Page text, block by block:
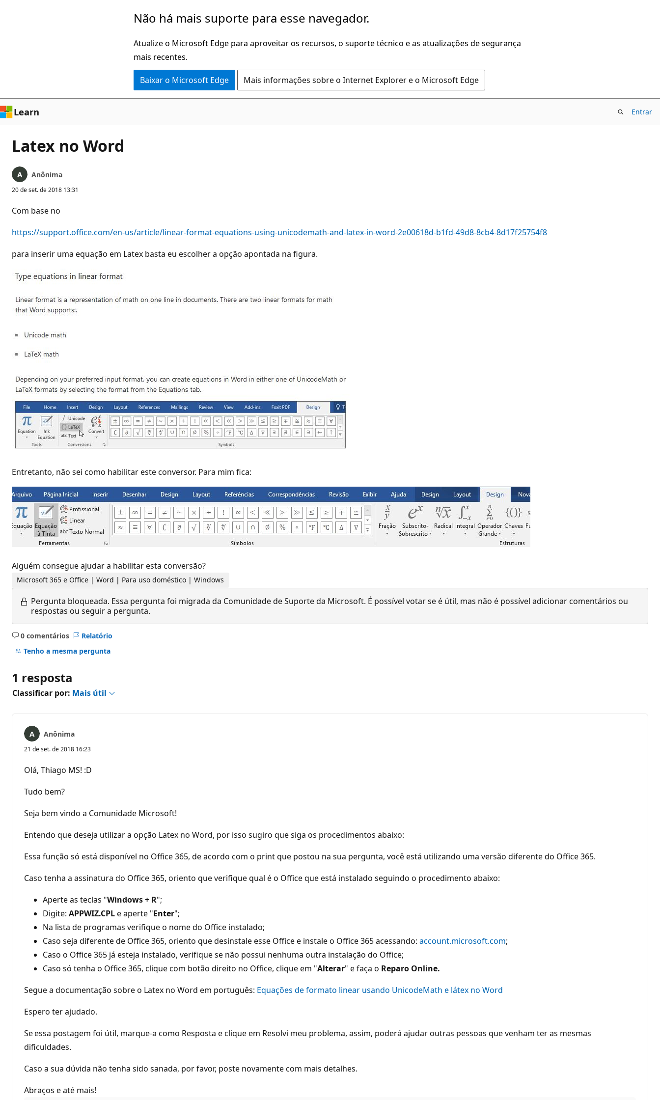
Não há mais suporte para esse navegador.
Atualize o Microsoft Edge para aproveitar os recursos, o suporte técnico e as atualizações de segurança
mais recentes.
Baixar o Microsoft Edge Mais informações sobre o Internet Explorer e o Microsoft Edge
Learn Entrar
Latex no Word
Anônima
20 de set. de 2018 13:31
Com base no
https://support.office.com/en-us/article/linear-format-equations-using-unicodemath-and-latex-in-word-2e00618d-b1fd-49d8-8cb4-8d17f25754f8
para inserir uma equação em Latex basta eu escolher a opção apontada na figura.
Entretanto, não sei como habilitar este conversor. Para mim fica:
Alguém consegue ajudar a habilitar esta conversão?
Microsoft 365 e Office | Word | Para uso doméstico | Windows
Pergunta bloqueada. Essa pergunta foi migrada da Comunidade de Suporte da Microsoft. É possível votar se é útil, mas não é possível adicionar comentários ou
respostas ou seguir a pergunta.
0 comentários
Sem
comentários
Relatório
Tenho a mesma pergunta
1 resposta
Classificar por: Mais útil
Anônima
21 de set. de 2018 16:23
Olá, Thiago MS! :D
Tudo bem?
Seja bem vindo a Comunidade Microsoft!
Entendo que deseja utilizar a opção Latex no Word, por isso sugiro que siga os procedimentos abaixo:
Essa função só está disponível no Office 365, de acordo com o print que postou na sua pergunta, você está utilizando uma versão diferente do Office 365.
Caso tenha a assinatura do Office 365, oriento que verifique qual é o Office que está instalado seguindo o procedimento abaixo:
Aperte as teclas "Windows + R";
Digite: APPWIZ.CPLe aperte "Enter";
Na lista de programas verifique o nome do Office instalado;
Caso seja diferente de Office 365, oriento que desinstale esse Office e instale o Office 365 acessando: account.microsoft.com;
Caso o Office 365 já esteja instalado, verifique se não possui nenhuma outra instalação do Office;
Caso só tenha o Office 365, clique com botão direito no Office, clique em "Alterar" e faça o Reparo Online.
Segue a documentação sobre o Latex no Word em português: Equações de formato linear usando UnicodeMath e látex no Word
Espero ter ajudado.
Se essa postagem foi útil, marque-a como Resposta e clique em Resolvi meu problema, assim, poderá ajudar outras pessoas que venham ter as mesmas
dificuldades.
Caso a sua dúvida não tenha sido sanada, por favor, poste novamente com mais detalhes.
Abraços e até mais!